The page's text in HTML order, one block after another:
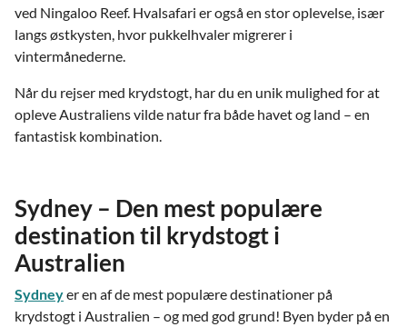
ved Ningaloo Reef. Hvalsafari er også en stor oplevelse, især
langs østkysten, hvor pukkelhvaler migrerer i
vintermånederne.
Når du rejser med krydstogt, har du en unik mulighed for at
opleve Australiens vilde natur fra både havet og land – en
fantastisk kombination.
Sydney – Den mest populære
destination til krydstogt i
Australien
Sydneyer en af de mest populære destinationer på
krydstogt i Australien – og med god grund! Byen byder på en